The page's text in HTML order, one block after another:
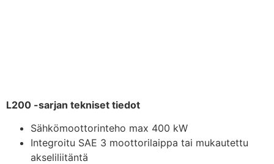
L200 -sarjan tekniset tiedot
Sähkömoottorinteho max 400 kW
Integroitu SAE 3 moottorilaippa tai mukautettu
akseliliitäntä